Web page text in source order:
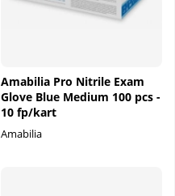
Amabilia Pro Nitrile Exam
Glove Blue Medium 100 pcs -
10 fp/kart
Amabilia